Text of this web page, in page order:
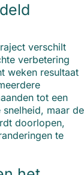
verschilt
verbetering
weken resultaat
tot een
maar de
doorlopen,
te